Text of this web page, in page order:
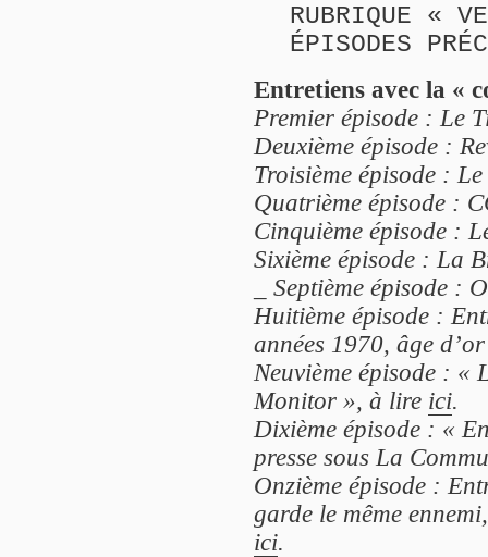
RUBRIQUE «
ÉPISODES
Entretiens avec la «
Premier épisode : Le
Deuxième épisode :
Troisième épisode :
Quatrième épisode :
Cinquième épisode :
Sixième épisode : La
Septième épisode :
Huitième épisode :
années 1970, âge
Neuvième épisode :
Monitor », à lire ici.
Dixième épisode : «
presse sous La
Onzième épisode :
garde le même
ici.